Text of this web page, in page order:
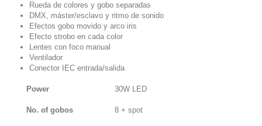
Rueda de colores y gobo separadas
DMX, máster/esclavo y ritmo de sonido
Efectos gobo movido y arco iris
Efecto strobo en cada color
Lentes con foco manual
Ventilador
Conector IEC entrada/salida
Power 30W LED
No. of gobos 8 + spot